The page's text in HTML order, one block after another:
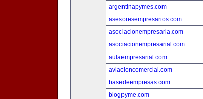
argentinapymes.com
asesoresempresarios.com
asociacionempresaria.com
asociacionempresarial.com
aulaempresarial.com
aviacioncomercial.com
basedeempresas.com
blogpyme.com